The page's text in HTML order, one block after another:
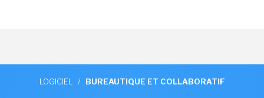
LOGICIEL / BUREAUTIQUE ET COLLABORATIF